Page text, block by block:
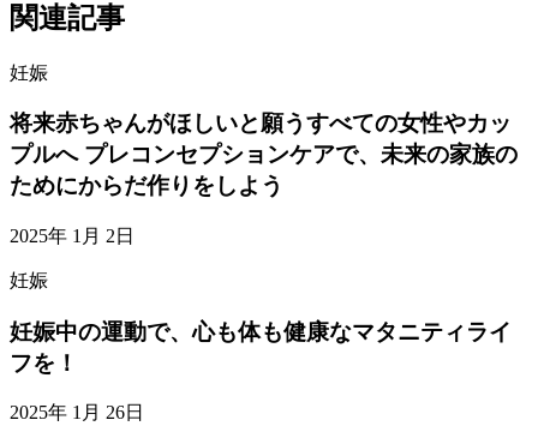
関連記事
妊娠
将来赤ちゃんがほしいと願うすべての女性やカッ
プルへ プレコンセプションケアで、未来の家族の
ためにからだ作りをしよう
2025年 1月 2日
妊娠
妊娠中の運動で、心も体も健康なマタニティライ
フを！
2025年 1月 26日